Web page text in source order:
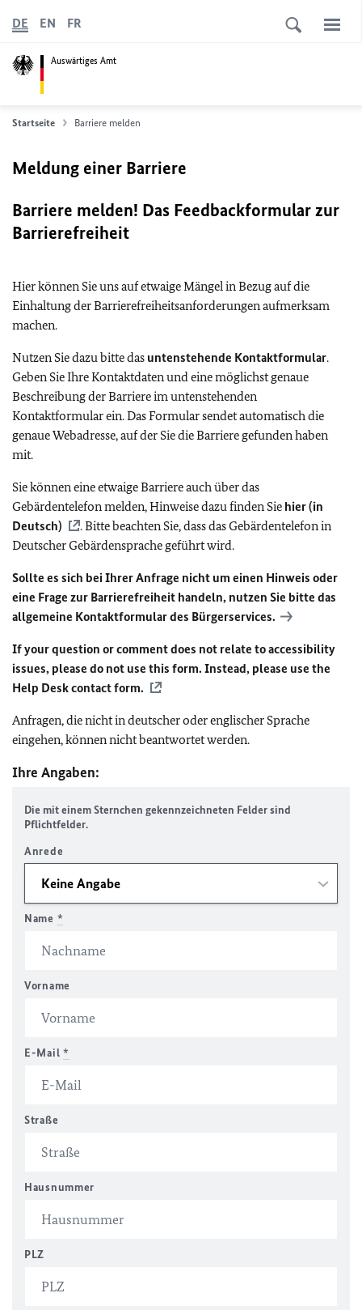
Auswärtiges Amt
DE EN FR
Startseite Barriere melden
Meldung einer Barriere
Barriere melden! Das Feedbackformular zur
Barrierefreiheit
Hier können Sie uns auf etwaige Mängel in Bezug auf die
Einhaltung der Barrierefreiheitsanforderungen aufmerksam
machen.
Nutzen Sie dazu bitte das untenstehende Kontaktformular.
Geben Sie Ihre Kontaktdaten und eine möglichst genaue
Beschreibung der Barriere im untenstehenden
Kontaktformular ein. Das Formular sendet automatisch die
genaue Webadresse, auf der Sie die Barriere gefunden haben
mit.
Sie können eine etwaige Barriere auch über das
Gebärdentelefon melden, Hinweise dazu finden Sie hier (in
Deutsch)
. Bitte beachten Sie, dass das Gebärdentelefon in
Deutscher Gebärdensprache geführt wird.
Sollte es sich bei Ihrer Anfrage nicht um einen Hinweis oder
eine Frage zur Barrierefreiheit handeln, nutzen Sie bitte das
allgemeine Kontaktformular des Bürgerservices.
If your question or comment does not relate to accessibility
issues, please do not use this form. Instead, please use the
Help Desk contact form.
Anfragen, die nicht in deutscher oder englischer Sprache
eingehen, können nicht beantwortet werden.
Ihre Angaben:
Die mit einem Sternchen gekennzeichneten Felder sind
Pflichtfelder.
Anrede
Name *
Vorname
E-Mail *
Straße
Hausnummer
PLZ